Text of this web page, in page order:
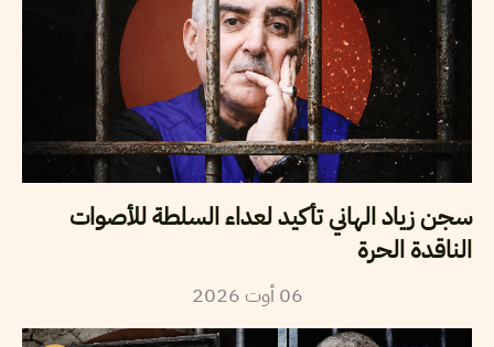
سجن زياد الهاني تأكيد لعداء السلطة للأصوات
الناقدة الحرة
06 أوت2026